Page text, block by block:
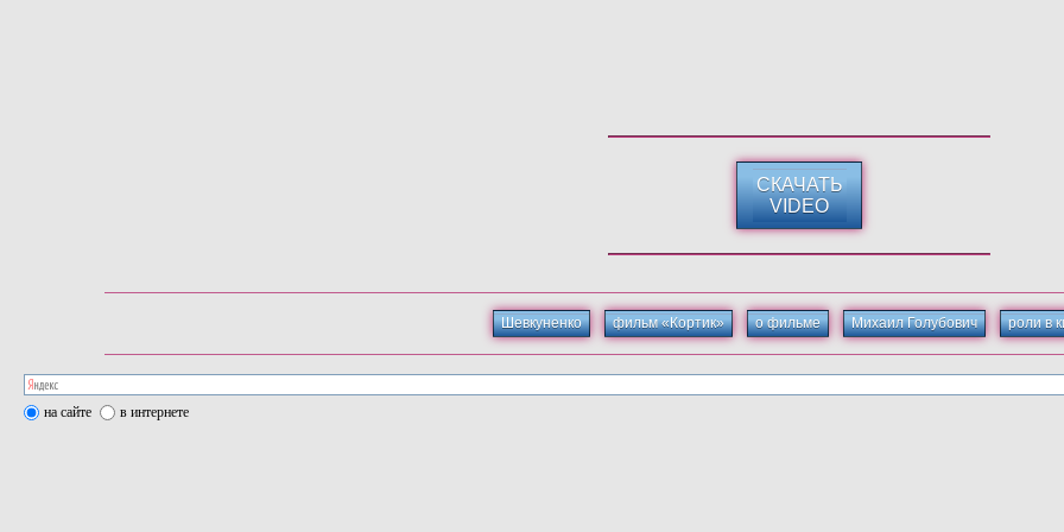
СКАЧАТЬ
VIDEO
Шевкуненко фильм «Кортик» о фильме Михаил Голубович роли в
на сайте в интернете